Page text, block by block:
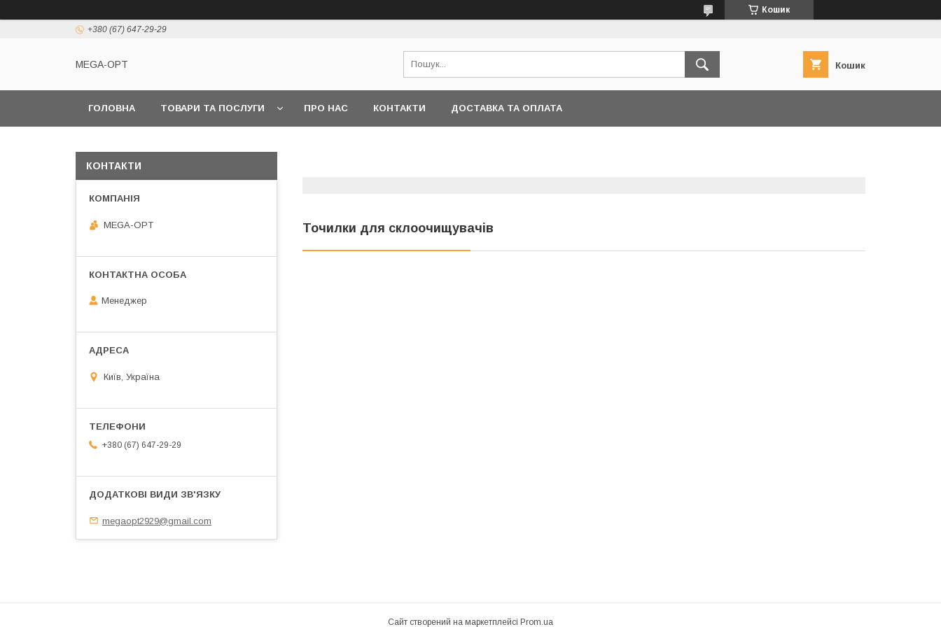
Кошик
+380 (67) 647-29-29
MEGA-OPT Кошик
ГОЛОВНА ТОВАРИ ТА ПОСЛУГИ ПРО НАС КОНТАКТИ ДОСТАВКА ТА ОПЛАТА
Точилки для склоочищувачів
КОНТАКТИ
MEGA-OPT
Менеджер
Київ, Україна
+380 (67) 647-29-29
megaopt2929@gmail.com
Сайт створений на маркетплейсі Prom.ua